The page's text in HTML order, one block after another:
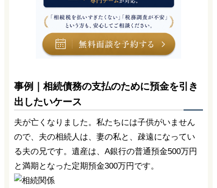
事例｜相続債務の支払のために預金を引き
出したいケース
夫が亡くなりました。私たちには子供がいません
ので、夫の相続人は、妻の私と、疎遠になってい
る夫の兄です。遺産は、A銀行の普通預金500万円
と満期となった定期預金300万円です。